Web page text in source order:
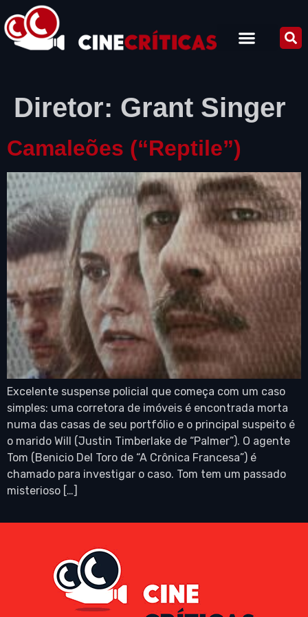
Diretor: Grant Singer
Camaleões (“Reptile”)
Excelente suspense policial que começa com um caso
simples: uma corretora de imóveis é encontrada morta
numa das casas de seu portfólio e o principal suspeito é
o marido Will (Justin Timberlake de “Palmer”). O agente
Tom (Benicio Del Toro de “A Crônica Francesa”) é
chamado para investigar o caso. Tom tem um passado
misterioso […]